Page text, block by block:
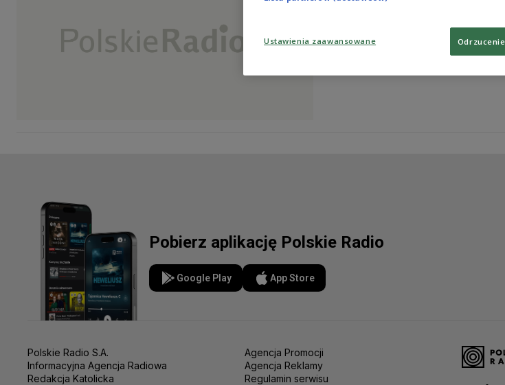
TEATR
Pobierz aplikację Polskie Radio
Google Play App Store
Polskie Radio S.A.
Informacyjna Agencja Radiowa
Redakcja Katolicka
Agencja Promocji
Agencja Reklamy
Regulamin serwisu
Ustawienia zaawansowane